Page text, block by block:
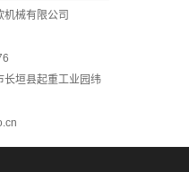
械有限公司
长垣县起重工业园纬